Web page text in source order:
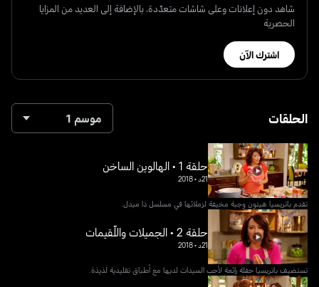
شاهد دون إعلانات وعلى شاشات متعدّدة، بالإضافة إلى العديد من المزايا
الحصرية
اشترك الآن
الحلقات موسم 1
حلقة 1 • الهالوين الساخن
21د •
2018
تقدم باتريسيا هيتون وجبة مخيفة لزملائها في مسلسل ذا ميدل.
حلقة 2 • الجميلات واللّقيمات
21د •
2018
تستضيف باتريسيا حفلة رائعة لأحب السيدات لديها مع أطباق تقليدية لذيذة.